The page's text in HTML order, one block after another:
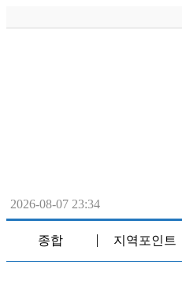
2026-08-07 23:34
종합 지역포인트